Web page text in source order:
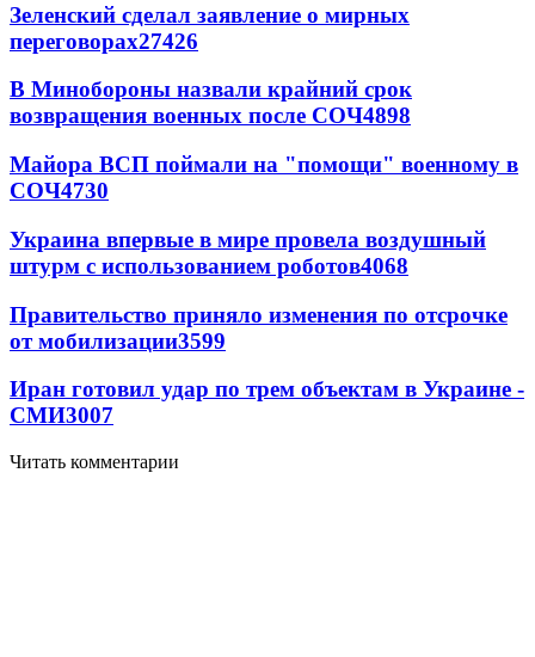
Зеленский сделал заявление о мирных
переговорах27426
В Минобороны назвали крайний срок
возвращения военных после СОЧ4898
Майора ВСП поймали на "помощи" военному в
СОЧ4730
Украина впервые в мире провела воздушный
штурм с использованием роботов4068
Правительство приняло изменения по отсрочке
от мобилизации3599
Иран готовил удар по трем объектам в Украине -
СМИ3007
Читать комментарии